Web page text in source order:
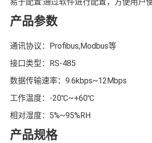
产品参数
通讯协议：Profibus,Modbus等
接口类型：RS-485
数据传输速率：9.6kbps~12Mbps
工作温度：-20℃~+60℃
相对湿度：5%~95%RH
产品规格